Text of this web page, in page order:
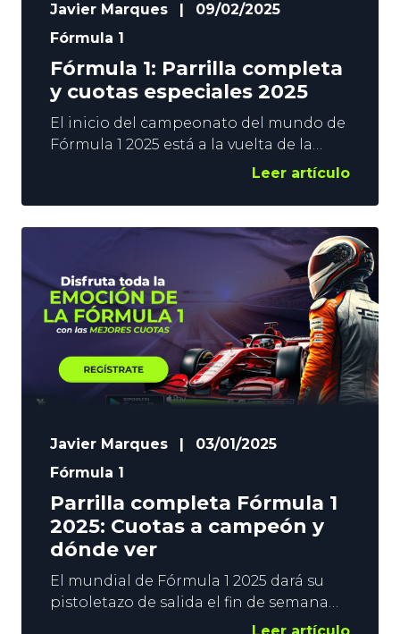
Javier Marques
09/02/2025
Fórmula 1
Fórmula 1: Parrilla completa
y cuotas especiales 2025
El inicio del campeonato del mundo de
Fórmula 1 2025 está a la vuelta de la
esquina. Australia será la primera
principios de marzo. Los pilotos ya
están preparados y realizando los
pretemporada. Hamilton, Verstappen,
Leclerc, Norris… el título estará
disputado y en YoSports te
Leer artículo
Javier Marques
03/01/2025
Fórmula 1
Parrilla completa Fórmula 1
2025: Cuotas a campeón y
dónde ver
El mundial de Fórmula 1 2025 dará su
pistoletazo de salida el fin de semana
del 14 al 16 de marzo en Australia y